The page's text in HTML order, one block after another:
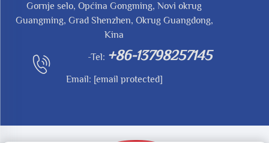
Gornje selo, Općina Gongming, Novi okrug
Guangming, Grad Shenzhen, Okrug Guangdong,
Kina
-Tel: +86-13798257145
Email: [email protected]